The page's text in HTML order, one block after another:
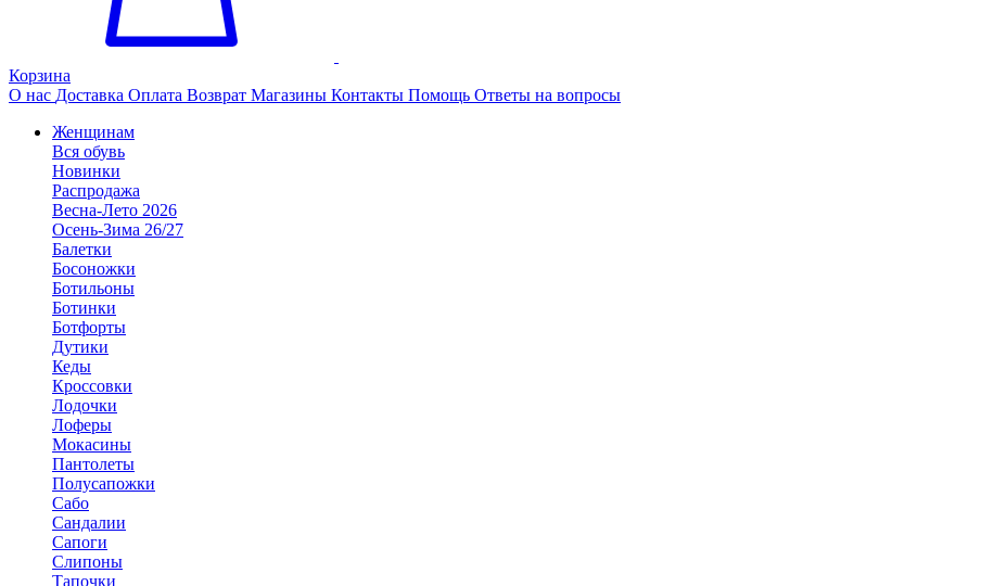
Корзина
О нас Доставка Оплата Возврат Магазины Контакты Помощь Ответы на вопросы
Женщинам
Вся обувь
Новинки
Распродажа
Весна-Лето 2026
Осень-Зима 26/27
Балетки
Босоножки
Ботильоны
Ботинки
Ботфорты
Дутики
Кеды
Кроссовки
Лодочки
Лоферы
Мокасины
Пантолеты
Полусапожки
Сабо
Сандалии
Сапоги
Слипоны
Тапочки